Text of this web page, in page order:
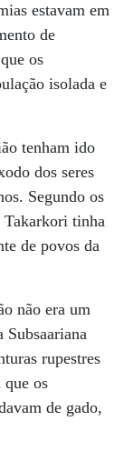
estavam em
de
os
isolada e
tenham ido
dos seres
Segundo os
Takarkori tinha
de povos da
não era um
rupestres
que os
de gado,